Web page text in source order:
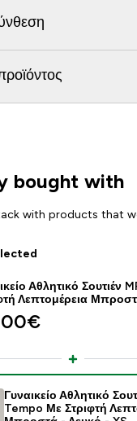
bought with
with products that
Αθλητικό Σουτιέν
Λεπτομέρεια
Γυναικείο Αθλητικό
Tempo Με Στριφτή